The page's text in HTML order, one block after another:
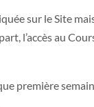
sur le Site
l’accès au
première